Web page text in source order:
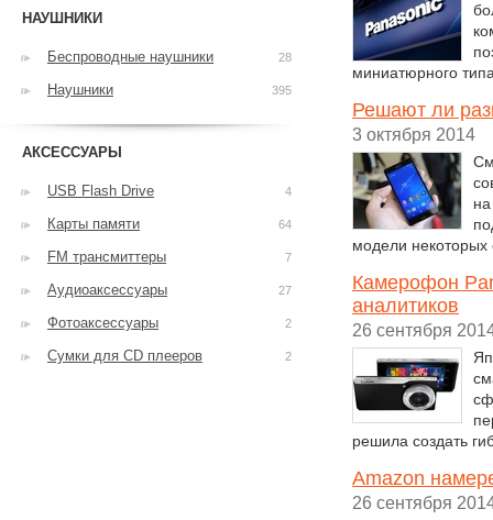
миниатюрного
Решают ли
3 октября 2014
модели
Камерофон
аналитиков
26 сентября
решила создать
Amazon
26 сентября
НАУШНИКИ
Беспроводные наушники 28
Наушники 395
АКСЕССУАРЫ
USB Flash Drive 4
Карты памяти 64
FM трансмиттеры 7
Аудиоаксессуары 27
Фотоаксессуары 2
Сумки для CD плееров 2